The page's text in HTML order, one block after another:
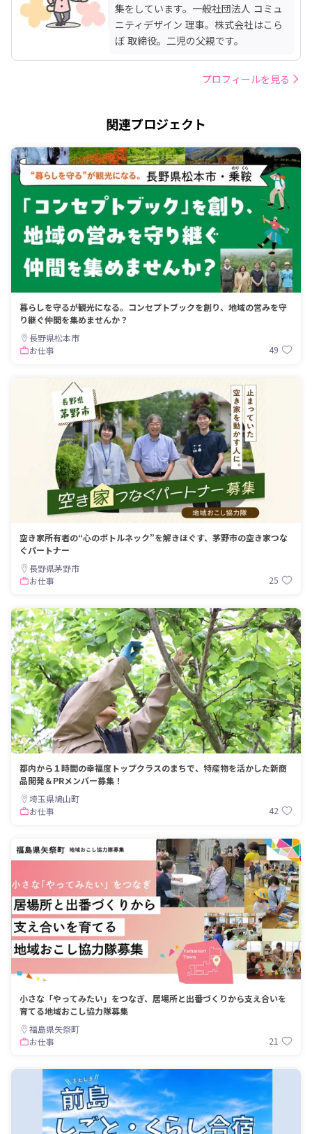
集をしています。一般社団法人 コミュ
ニティデザイン 理事。株式会社はこら
ぼ 取締役。二児の父親です。
プロフィールを見る
関連プロジェクト
暮らしを守るが観光になる。コンセプトブックを創り、地域の営みを守
り継ぐ仲間を集めませんか？
長野県松本市
お仕事
49
空き家所有者の“心のボトルネック”を解きほぐす、茅野市の空き家つな
ぐパートナー
長野県茅野市
お仕事
25
都内から１時間の幸福度トップクラスのまちで、特産物を活かした新商
品開発＆PRメンバー募集！
埼玉県鳩山町
お仕事
42
小さな「やってみたい」をつなぎ、居場所と出番づくりから支え合いを
育てる地域おこし協力隊募集
福島県矢祭町
お仕事
21